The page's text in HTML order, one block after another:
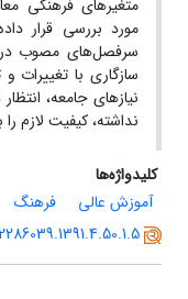
متغیرهای فرهنگی
مورد بررسی قرار
سرفصل‌های مصوب در
سازگاری با تغییرات
نیازهای جامعه،
نداشته، کیفیت لازم
کلیدواژه‌ها
آموزش عالی
فرهنگ